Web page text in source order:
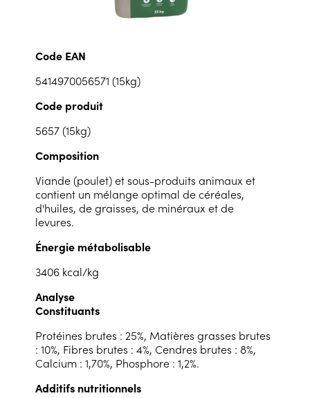
Code EAN
5414970056571 (15kg)
Code produit
5657 (15kg)
Composition
Viande (poulet) et sous-produits animaux et
contient un mélange optimal de céréales,
d'huiles, de graisses, de minéraux et de
levures.
Énergie métabolisable
3406 kcal/kg
Analyse
Constituants
Protéines brutes : 25%, Matières grasses brutes
: 10%, Fibres brutes : 4%, Cendres brutes : 8%,
Calcium : 1,70%, Phosphore : 1,2%.
Additifs nutritionnels